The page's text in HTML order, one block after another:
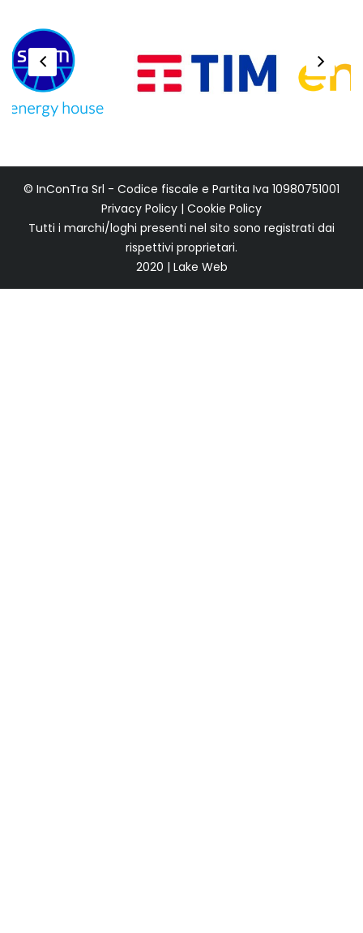
© InConTra Srl - Codice fiscale e Partita Iva 10980751001
Privacy Policy | Cookie Policy
Tutti i marchi/loghi presenti nel sito sono registrati dai
rispettivi proprietari.
2020 | Lake Web